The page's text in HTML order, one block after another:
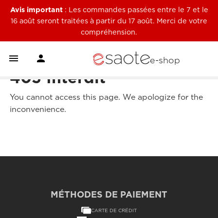
Avis important: Les commandes passées entre le 7 et le
16 août seront traitées à partir du 17 août. Merci de votre
compréhension.
  e-shop
403 Interdit
You cannot access this page. We apologize for the
inconvenience.
MÉTHODES DE PAIEMENT
CARTE DE CRÉDIT